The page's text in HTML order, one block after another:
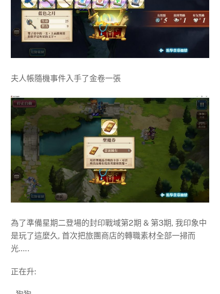
夫人帳隨機事件入手了金卷一張
為了準備星期二登場的封印戰域第2期 & 第3期, 我印象中
是玩了這麼久, 首次把旅團商店的轉職素材全部一掃而
光…..
正在升: